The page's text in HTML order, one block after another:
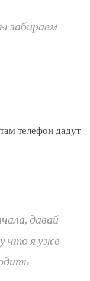
забираем
телефон дадут
давай
что я уже